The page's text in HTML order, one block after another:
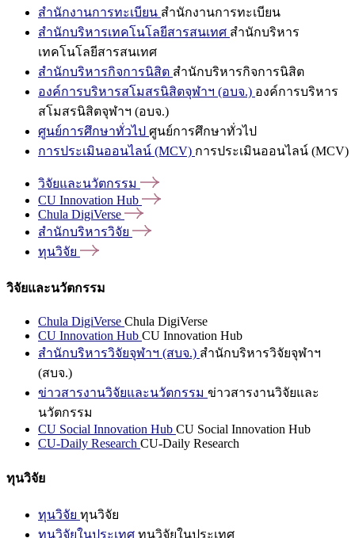
สำนักงานการทะเบียน สำนักงานการทะเบียน
สำนักบริหารเทคโนโลยีสารสนเทศ สำนักบริหาร
เทคโนโลยีสารสนเทศ
สำนักบริหารกิจการนิสิต สำนักบริหารกิจการนิสิต
องค์การบริหารสโมสรนิสิตจุฬาฯ (อบจ.) องค์การบริหาร
สโมสรนิสิตจุฬาฯ (อบจ.)
ศูนย์การศึกษาทั่วไป ศูนย์การศึกษาทั่วไป
การประเมินออนไลน์ (MCV) การประเมินออนไลน์ (MCV)
วิจัยและนวัตกรรม
CU Innovation Hub
Chula DigiVerse
สำนักบริหารวิจัย
ทุนวิจัย
วิจัยและนวัตกรรม
Chula DigiVerse Chula DigiVerse
CU Innovation Hub CU Innovation Hub
สำนักบริหารวิจัยจุฬาฯ (สบจ.) สำนักบริหารวิจัยจุฬาฯ
(สบจ.)
ข่าวสารงานวิจัยและนวัตกรรม ข่าวสารงานวิจัยและ
นวัตกรรม
CU Social Innovation Hub CU Social Innovation Hub
CU-Daily Research CU-Daily Research
ทุนวิจัย
ทุนวิจัย ทุนวิจัย
ทุนวิจัยในประเทศ ทุนวิจัยในประเทศ